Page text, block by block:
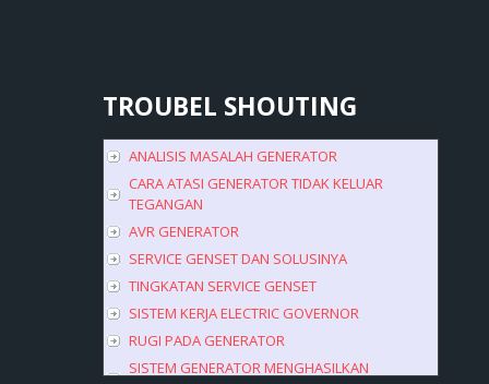
TROUBEL SHOUTING
ANALISIS MASALAH GENERATOR
CARA ATASI GENERATOR TIDAK KELUAR
TEGANGAN
AVR GENERATOR
SERVICE GENSET DAN SOLUSINYA
TINGKATAN SERVICE GENSET
SISTEM KERJA ELECTRIC GOVERNOR
RUGI PADA GENERATOR
SISTEM GENERATOR MENGHASILKAN